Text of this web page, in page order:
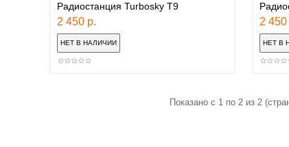
Радиостанция Turbosky T9
2 450 р. 2 450
Показано с 1 по 2 из 2